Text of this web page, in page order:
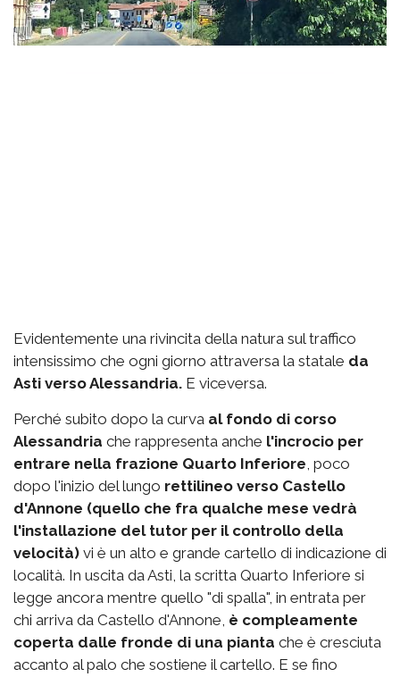
Evidentemente una rivincita della natura sul traffico
intensissimo che ogni giorno attraversa la statale da
Asti verso Alessandria. E viceversa.
Perché subito dopo la curva al fondo di corso
Alessandria che rappresenta anche l'incrocio per
entrare nella frazione Quarto Inferiore, poco
dopo l'inizio del lungo rettilineo verso Castello
d'Annone (quello che fra qualche mese vedrà
l'installazione del tutor per il controllo della
velocità) vi è un alto e grande cartello di indicazione di
località. In uscita da Asti, la scritta Quarto Inferiore si
legge ancora mentre quello "di spalla", in entrata per
chi arriva da Castello d'Annone, è compleamente
coperta dalle fronde di una pianta che è cresciuta
accanto al palo che sostiene il cartello. E se fino